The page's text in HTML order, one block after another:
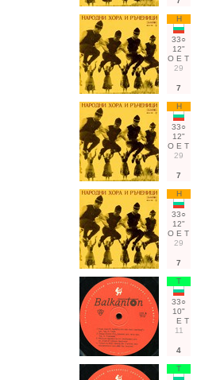
Н
33○
12"
О Е Т
29
7
Н
33○
12"
О Е Т
29
7
Н
33○
12"
О Е Т
29
7
Т
33○
10"
Е Т
11
4
Т